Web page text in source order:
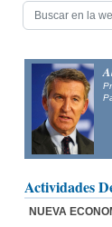
Actividades
NUEVA